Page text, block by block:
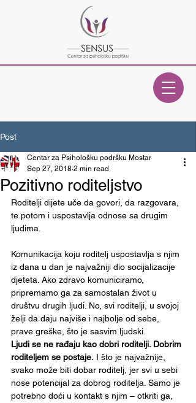
Post
Pozitivno roditeljstvo
Centar za Psihološku podršku Mostar
Sep 27, 2018 2 min read
Roditelji dijete uče da govori, da razgovara,
te potom i uspostavlja odnose sa drugim
ljudima.
Komunikacija koju roditelj uspostavlja s njim
iz dana u dan je najvažniji dio socijalizacije
djeteta. Ako zdravo komuniciramo,
pripremamo ga za samostalan život u
društvu drugih ljudi. No, svi roditelji, u svojoj
želji da daju najviše i najbolje od sebe,
prave greške, što je sasvim ljudski.
Ljudi se ne rađaju kao dobri roditelji. Dobrim
roditeljem se postaje. I što je najvažnije,
svako može biti dobar roditelj, jer svi u sebi
nose potencijal za dobrog roditelja. Samo je
potrebno doći u kontakt s njim – otkriti ga,